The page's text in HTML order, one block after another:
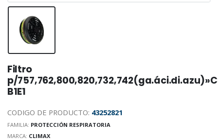
Filtro
p/
B1E1
CODIGO DE PRODUCTO: 43252821
FAMILIA: PROTECCIÓN RESPIRATORIA
MARCA: CLIMAX